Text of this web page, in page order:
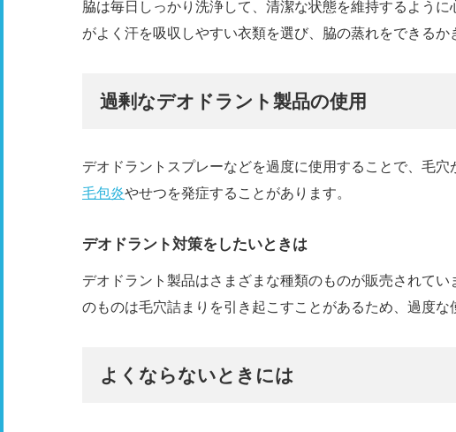
脇は毎日しっかり洗浄して、清潔な状態を維持するよう
がよく汗を吸収しやすい衣類を選び、脇の蒸れをできるか
過剰なデオドラント製品の使用
デオドラントスプレーなどを過度に使用することで、毛穴
毛包炎やせつを発症することがあります。
デオドラント対策をしたいときは
デオドラント製品はさまざまな種類のものが販売されて
のものは毛穴詰まりを引き起こすことがあるため、過度な
よくならないときには